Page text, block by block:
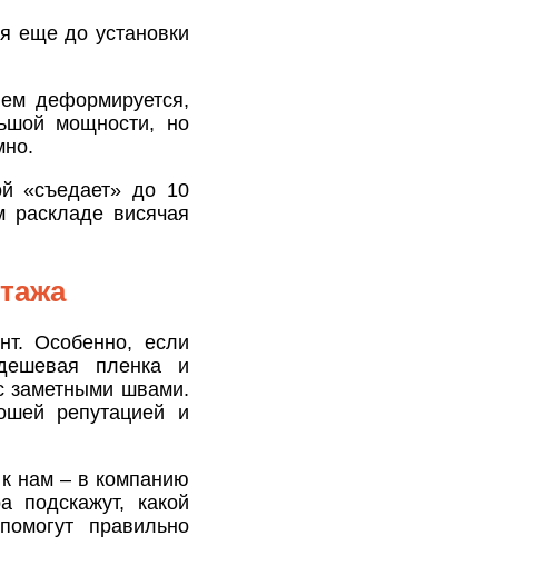
еще до установки
деформируется,
мощности, но
«съедает» до 10
висячая
Особенно, если
пленка и
заметными швами.
репутацией и
к нам – в компанию
подскажут, какой
правильно